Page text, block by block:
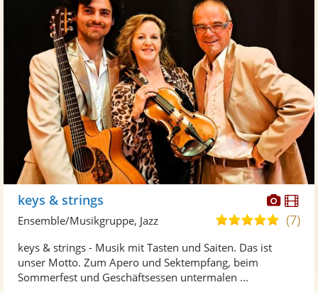
keys & strings
5,0(7)
Ensemble/Musikgruppe, Jazz
keys & strings - Musik mit Tasten und Saiten. Das ist
unser Motto. Zum Apero und Sektempfang, beim
Sommerfest und Geschäftsessen untermalen ...